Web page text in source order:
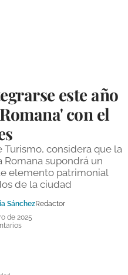
este año
con el
Turismo, considera que la
Romana supondrá un
elemento patrimonial
de la ciudad
SánchezRedactor
de 2025